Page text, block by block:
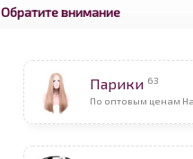
Обратите внимание
Парики 63
По оптовым ценам